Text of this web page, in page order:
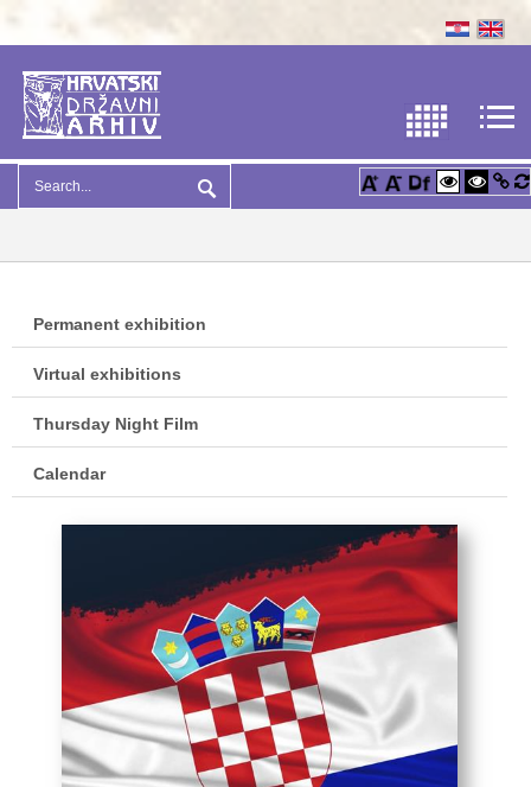
Permanent exhibition
Virtual exhibitions
Thursday Night Film
Calendar